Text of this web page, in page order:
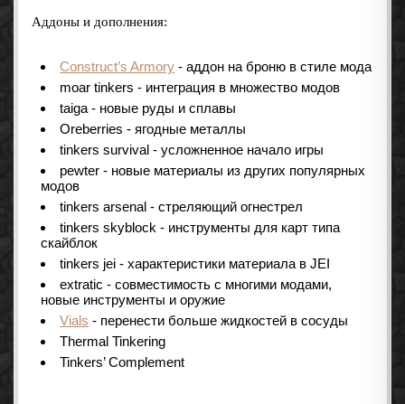
Аддоны и дополнения:
Construct’s Armory - аддон на броню в стиле мода
moar tinkers - интеграция в множество модов
taiga - новые руды и сплавы
Oreberries - ягодные металлы
tinkers survival - усложненное начало игры
pewter - новые материалы из других популярных
модов
tinkers arsenal - стреляющий огнестрел
tinkers skyblock - инструменты для карт типа
скайблок
tinkers jei - характеристики материала в JEI
extratic - совместимость с многими модами,
новые инструменты и оружие
Vials - перенести больше жидкостей в сосуды
Thermal Tinkering
Tinkers’ Complement